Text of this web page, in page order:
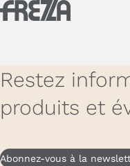
Skip to main content
Collections
Frezza
Restez
produits et
Abonnez-vous à la